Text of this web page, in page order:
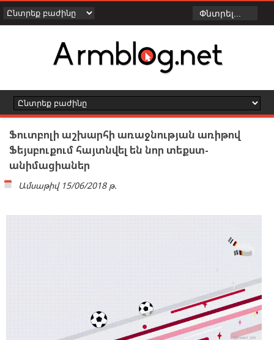
Ֆուտբոլի աշխարհի առաջնության առիթով
Ֆեյսբուքում հայտնվել են նոր տեքստ-
անիմացիաներ
Ամսաթիվ 15/06/2018 թ.